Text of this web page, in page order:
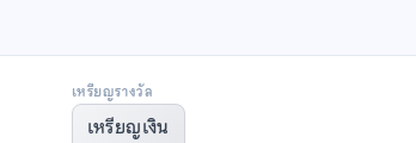
เหรียญรางวัล
เหรียญเงิน